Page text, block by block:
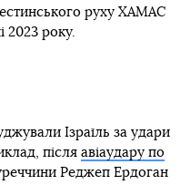
руху ХАМАС
2023 року.
Ізраїль за удари
після авіаудару по
Реджеп Ердоган